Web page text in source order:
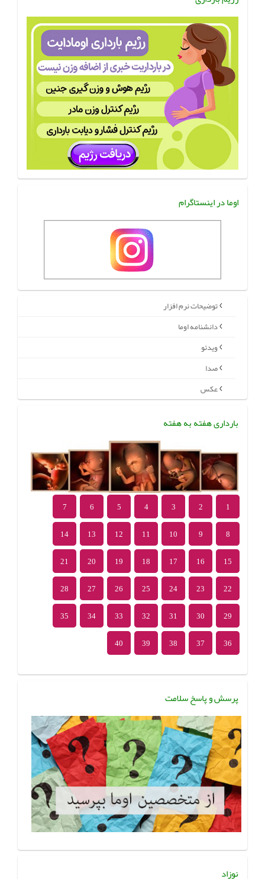
اوما در اینستاگرام
توضیحات نرم افزار
دانشنامه اوما
ویدئو
صدا
عکس
بارداری هفته به هفته
1
2
3
4
5
6
7
8
9
10
11
12
13
14
15
16
17
18
19
20
21
22
23
24
25
26
27
28
29
30
31
32
33
34
35
36
37
38
39
40
پرسش و پاسخ سلامت
نوزاد